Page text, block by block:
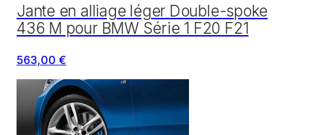
Jante en alliage léger Double-spoke
436 M pour BMW Série 1 F20 F21
563,00 €